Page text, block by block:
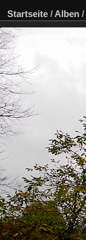
Startseite / Alben /